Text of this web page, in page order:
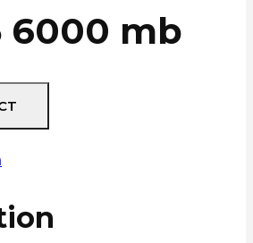
6000 mb